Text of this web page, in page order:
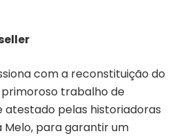
com a reconstituição do
trabalho de
atestado pelas historiadoras
Melo, para garantir um